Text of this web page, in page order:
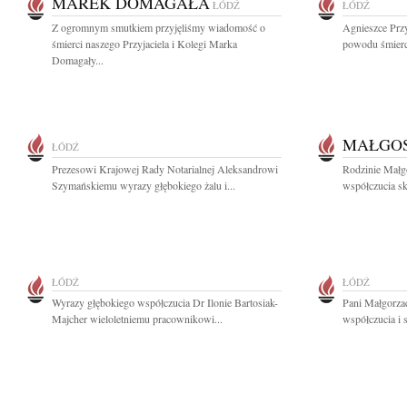
ŁÓDŹ
Z ogromnym smutkiem przyjęliśmy wiadomość o
śmierci naszego Przyjaciela i Kolegi Marka
Domagały...
ŁÓDŹ
Agnieszce
powodu
ŁÓDŹ
Prezesowi Krajowej Rady Notarialnej Aleksandrowi
Szymańskiemu wyrazy głębokiego żalu i...
Rodzinie
współczucia
ŁÓDŹ
Wyrazy głębokiego współczucia Dr Ilonie Bartosiak-
Majcher wieloletniemu pracownikowi...
ŁÓDŹ
Pani
współczucia i